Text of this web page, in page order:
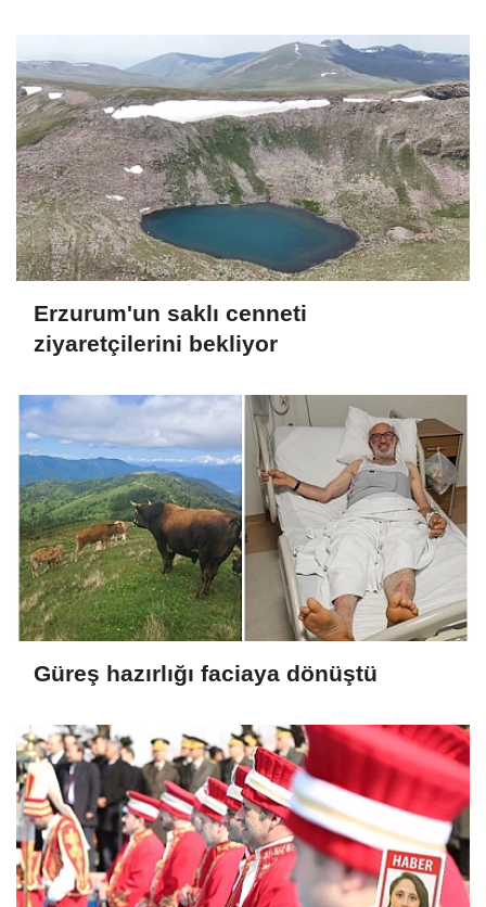
Erzurum'un saklı cenneti
ziyaretçilerini bekliyor
Güreş hazırlığı faciaya dönüştü